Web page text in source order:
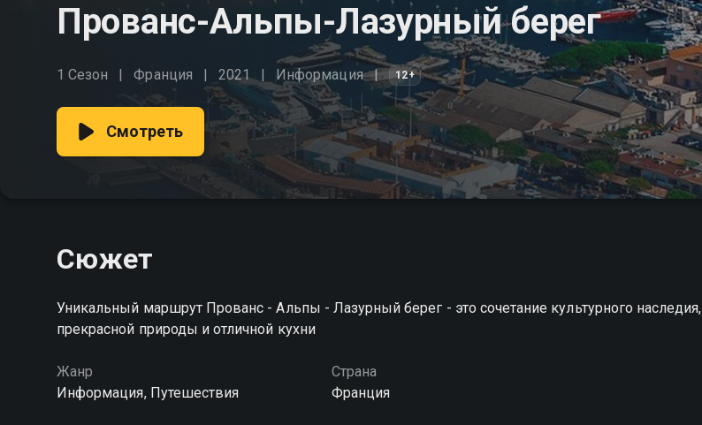
Прованс-Альпы-Лазурный берег
1 Сезон Франция 2021 Информация 12+
Смотреть
Сюжет
Уникальный маршрут Прованс - Альпы - Лазурный берег - это сочетание культурного наследия,
прекрасной природы и отличной кухни
Жанр
Информация, Путешествия
Страна
Франция